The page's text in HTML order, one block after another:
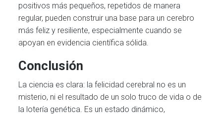
positivos más pequeños, repetidos de manera
regular, pueden construir una base para un cerebro
más feliz y resiliente, especialmente cuando se
apoyan en evidencia científica sólida.
Conclusión
La ciencia es clara: la felicidad cerebral no es un
misterio, ni el resultado de un solo truco de vida o de
la lotería genética. Es un estado dinámico,